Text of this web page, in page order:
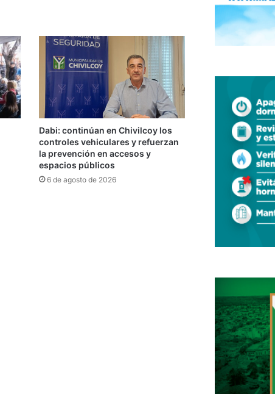
Dabi: continúan en Chivilcoy los
controles vehiculares y refuerzan
la prevención en accesos y
espacios públicos
6 de agosto de 2026